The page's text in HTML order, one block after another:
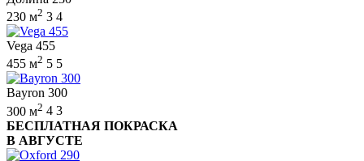
230 м2 3 4
Vega 455
455 м2 5 5
Bayron 300
300 м2 4 3
БЕСПЛАТНАЯ ПОКРАСКА
В АВГУСТЕ